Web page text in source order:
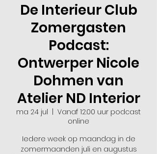
De Interieur Club
Zomergasten
Podcast:
Ontwerper Nicole
Dohmen van
Atelier ND Interior
ma 24 jul
Vanaf 12.00 uur podcast
online
Iedere week op maandag in de
zomermaanden juli en augustus